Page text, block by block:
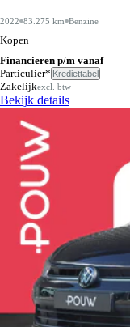
2022 83.275 km Benzine
Kopen
Financieren p/m vanaf
Particulier* Krediettabel
Zakelijkexcl. btw
Bekijk details